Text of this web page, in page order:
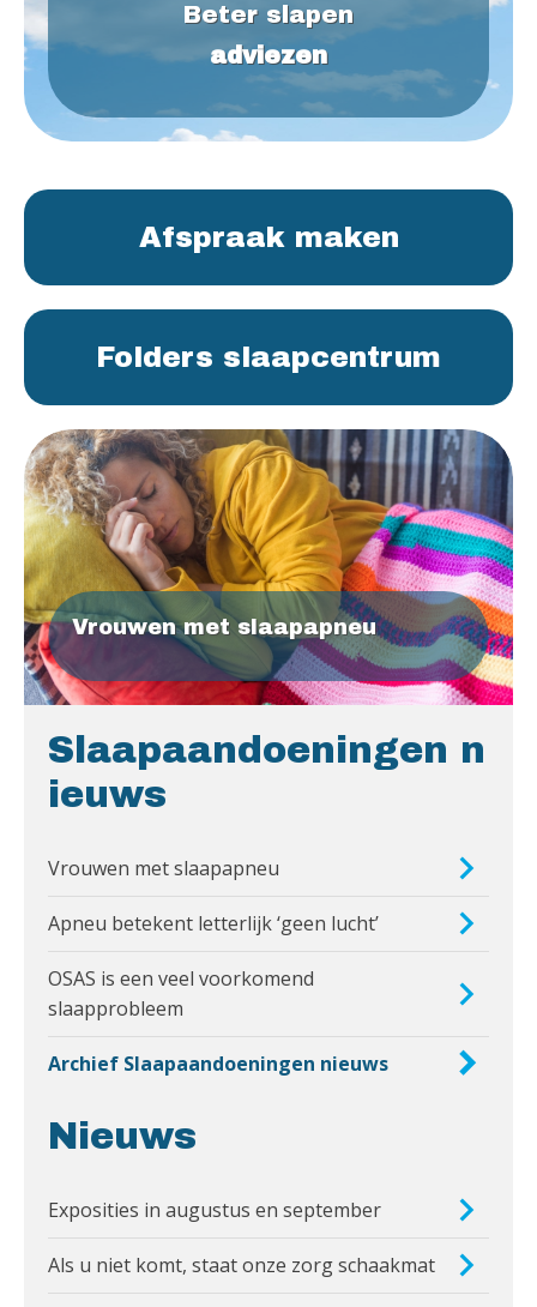
Beter slapen
adviezen
Afspraak maken
Folders slaapcentrum
Vrouwen met slaapapneu
Slaapaandoeningen n
ieuws
Vrouwen met slaapapneu
Apneu betekent letterlijk ‘geen lucht’
OSAS is een veel voorkomend
slaapprobleem
Archief Slaapaandoeningen nieuws
Nieuws
Exposities in augustus en september
Als u niet komt, staat onze zorg schaakmat